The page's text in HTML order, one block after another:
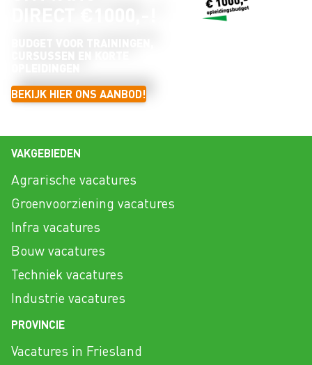
BEKIJK HIER ONS AANBOD!
VAKGEBIEDEN
Agrarische vacatures
Groenvoorziening vacatures
Infra vacatures
Bouw vacatures
Techniek vacatures
Industrie vacatures
PROVINCIE
Vacatures in Friesland